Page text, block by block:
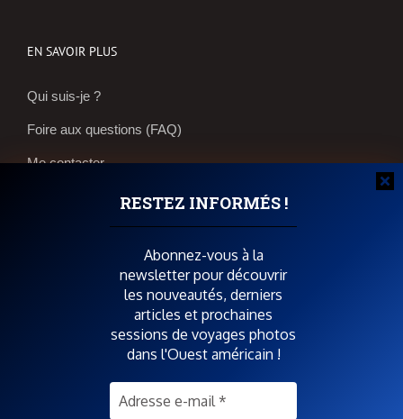
RESTEZ INFORMÉS !
Abonnez-vous à la
newsletter pour découvrir
les nouveautés, derniers
articles et prochaines
sessions de voyages photos
dans l'Ouest américain !
EN SAVOIR PLUS
Qui suis-je ?
Foire aux questions (FAQ)
Me contacter
Réservations et bons plans
Boutique photos
POUR SOUTENIR SPIRIT OF USA